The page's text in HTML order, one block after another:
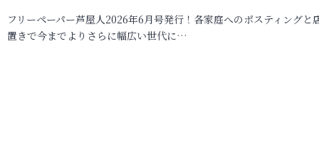
フリーペーパー芦屋人2026年6月号発行！各家庭へのポスティングと
置きで今までよりさらに幅広い世代に…